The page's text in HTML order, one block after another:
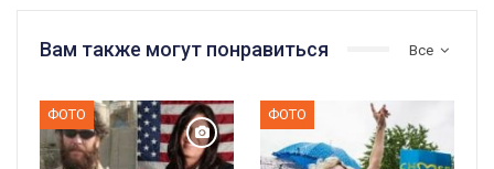
Все
Вам также могут понравиться
ФОТО ФОТО